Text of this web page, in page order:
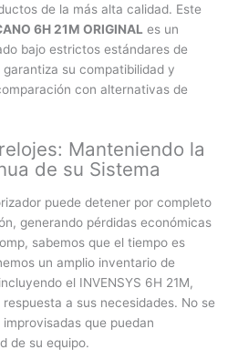
de la más alta calidad. Este
6H 21M ORIGINAL es un
bajo estrictos estándares de
su compatibilidad y
con alternativas de
Manteniendo la
de su Sistema
puede detener por completo
generando pérdidas económicas
sabemos que el tiempo es
un amplio inventario de
el INVENSYS 6H 21M,
a sus necesidades. No se
que puedan
de su equipo.